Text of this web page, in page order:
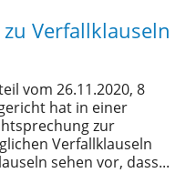
Verfallklauseln
vom 26.11.2020, 8
hat in einer
zur
Verfallklauseln
sehen vor, dass...